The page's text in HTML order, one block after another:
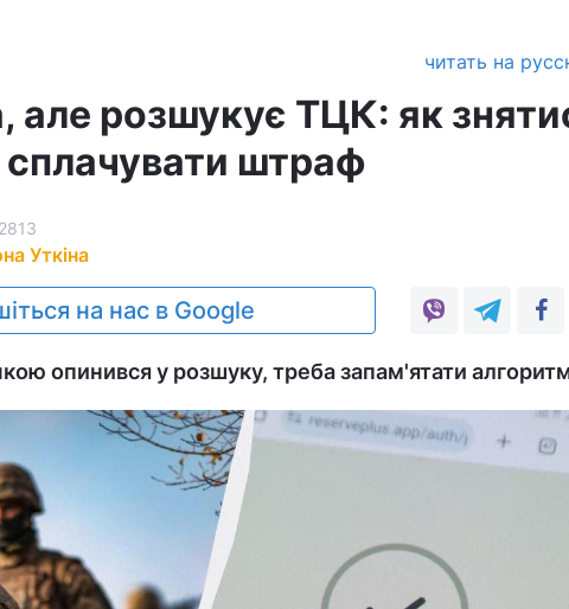
читать на
але розшукує ТЦК: як
сплачувати штраф
Уткіна
2813
на нас в Google
опинився у розшуку, треба запам'ятати